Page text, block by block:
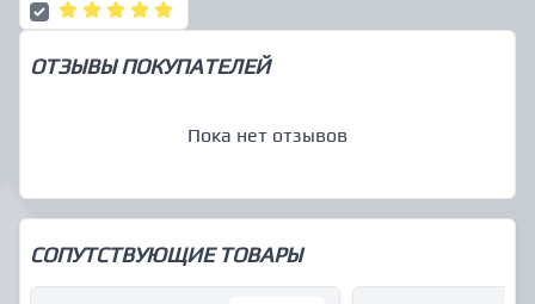
ОТЗЫВЫ ПОКУПАТЕЛЕЙ
Пока нет отзывов
СОПУТСТВУЮЩИЕ ТОВАРЫ